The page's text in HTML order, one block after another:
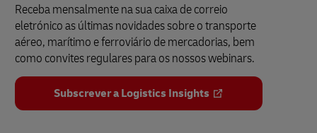
Receba mensalmente na sua caixa de correio
eletrónico as últimas novidades sobre o transporte
aéreo, marítimo e ferroviário de mercadorias, bem
como convites regulares para os nossos webinars.
Subscrever a Logistics Insights